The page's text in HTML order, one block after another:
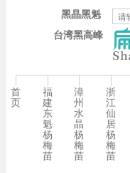
台湾黑高峰
黑晶黑魁
首
页
福
建
东
魁
杨
梅
苗
漳
州
水
晶
杨
梅
苗
浙
江
仙
居
杨
梅
苗